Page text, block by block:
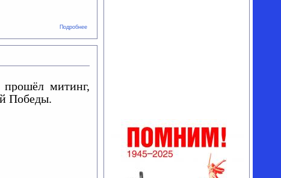
Подробнеео
"Zа
митинг,
Победы.